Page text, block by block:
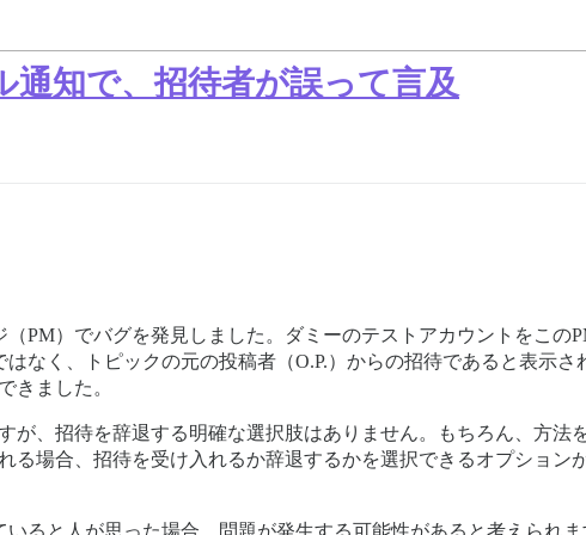
知で、招待者が誤って言及
PM）でバグを発見しました。ダミーのテストアカウントをこの
なく、トピックの元の投稿者（O.P.）からの招待であると表示さ
きました。
、招待を辞退する明確な選択肢はありません。もちろん、方法
場合、招待を受け入れるか辞退するかを選択できるオプション